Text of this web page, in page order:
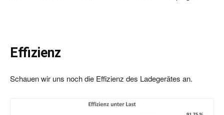
Effizienz
Schauen wir uns noch die Effizienz des Ladegerätes an.